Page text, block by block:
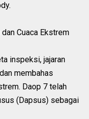
Cuaca Ekstrem
inspeksi, jajaran
membahas
Daop 7 telah
(Dapsus) sebagai